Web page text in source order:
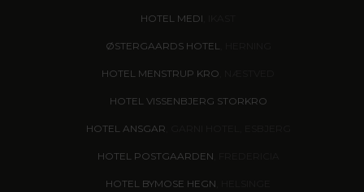
HOTEL MEDI
ØSTERGAARDS HOTEL, HERNING
HOTEL MENSTRUP KRO
HOTEL VISSENBJERG STORKRO
HOTEL ANSGAR
HOTEL POSTGAARDEN
HOTEL BYMOSE HEGN